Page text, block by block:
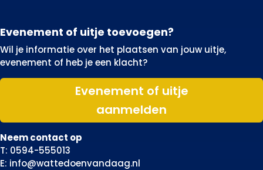
Evenement of uitje toevoegen?
Wil je informatie over het plaatsen van jouw uitje,
evenement of heb je een klacht?
Evenement of uitje
aanmelden
Neem contact op
T: 0594-555013
E: info@wattedoenvandaag.nl